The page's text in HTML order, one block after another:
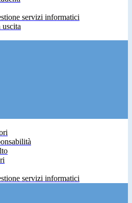
servizi informatici
servizi informatici